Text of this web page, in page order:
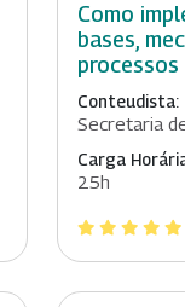
Como
bases,
processos
Conteudista:
Secretaria
Carga
25h